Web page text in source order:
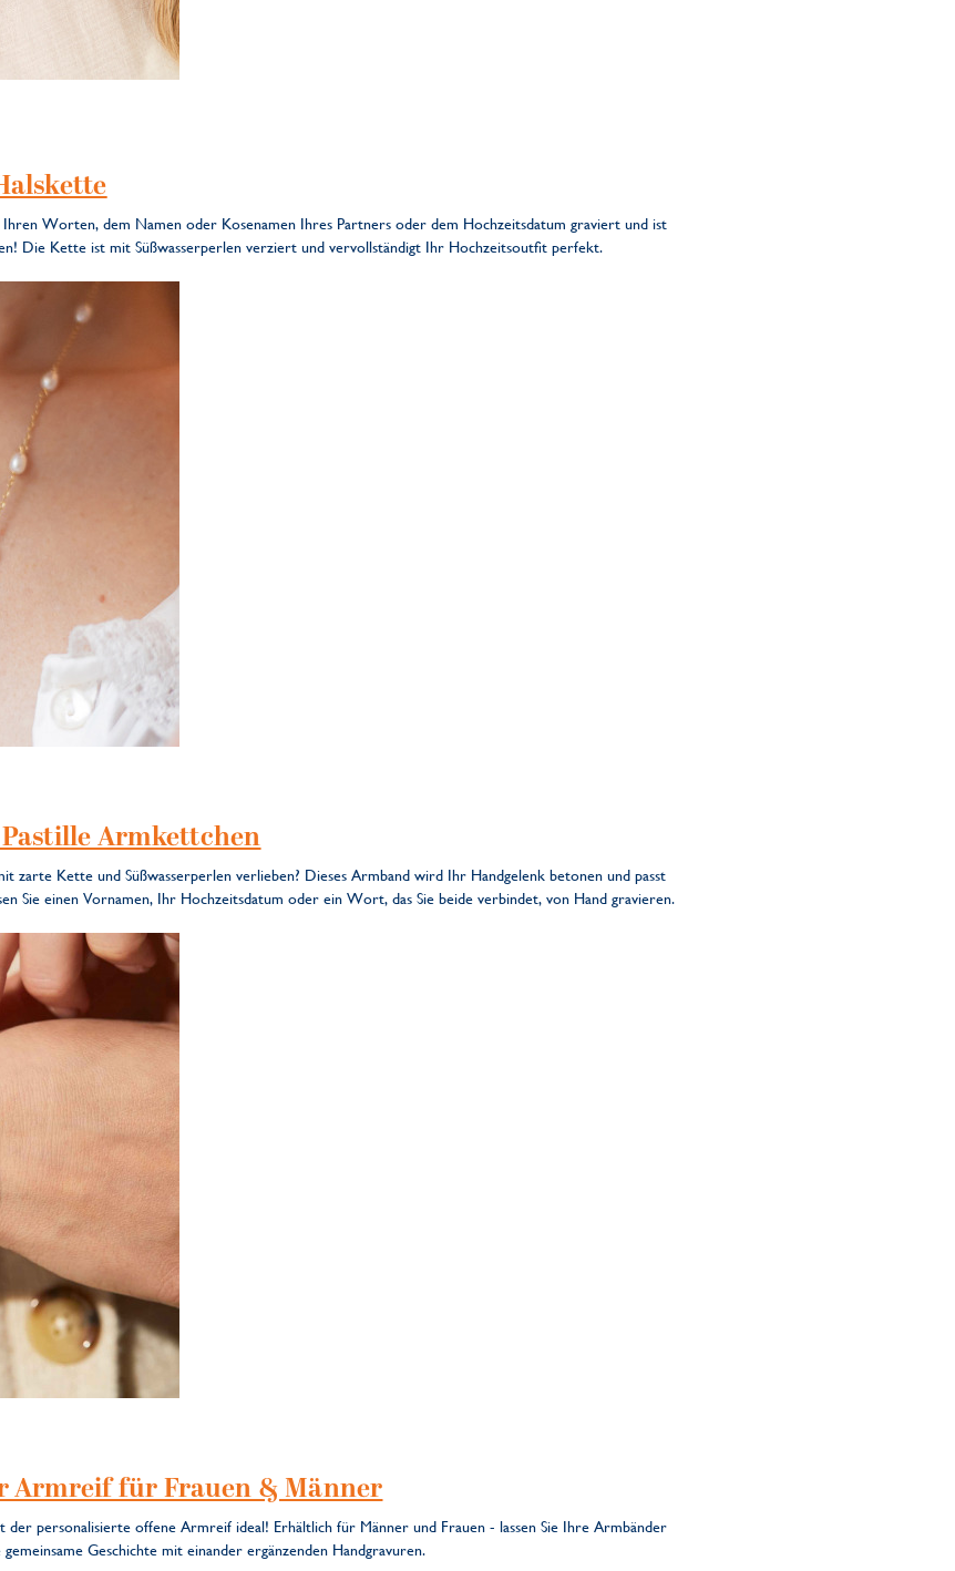
Worten, dem Namen oder Kosenamen Ihres Partners oder dem Hochzeitsdatum graviert und ist
Die Kette ist mit Süßwasserperlen verziert und vervollständigt Ihr Hochzeitsoutfit perfekt.
Armkettchen
zarte Kette und Süßwasserperlen verlieben? Dieses Armband wird Ihr Handgelenk betonen und passt
Sie einen Vornamen, Ihr Hochzeitsdatum oder ein Wort, das Sie beide verbindet, von Hand gravieren.
Armreif für Frauen & Männer
der personalisierte offene Armreif ideal! Erhältlich für Männer und Frauen - lassen Sie Ihre Armbänder
Geschichte mit einander ergänzenden Handgravuren.